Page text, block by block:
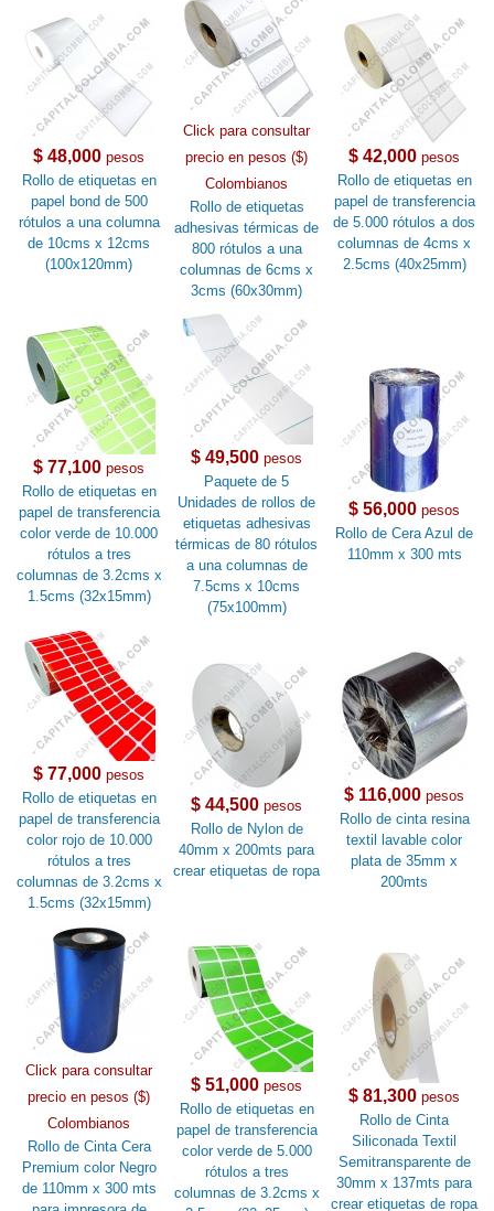
$ 48,000 pesos
Rollo de etiquetas en
papel bond de 500
rótulos a una columna
de 10cms x 12cms
(100x120mm)
Click para consultar
precio en pesos ($)
Colombianos
Rollo de etiquetas
adhesivas térmicas de
800 rótulos a una
columnas de 6cms x
3cms (60x30mm)
$ 42,000 pesos
Rollo de etiquetas en
papel de transferencia
de 5.000 rótulos a dos
columnas de 4cms x
2.5cms (40x25mm)
$ 77,100 pesos
Rollo de etiquetas en
papel de transferencia
color verde de 10.000
rótulos a tres
columnas de 3.2cms x
1.5cms (32x15mm)
$ 49,500 pesos
Paquete de 5
Unidades de rollos de
etiquetas adhesivas
térmicas de 80 rótulos
a una columnas de
7.5cms x 10cms
(75x100mm)
$ 56,000 pesos
Rollo de Cera Azul de
110mm x 300 mts
$ 77,000 pesos
Rollo de etiquetas en
papel de transferencia
color rojo de 10.000
rótulos a tres
columnas de 3.2cms x
1.5cms (32x15mm)
$ 44,500 pesos
Rollo de Nylon de
40mm x 200mts para
crear etiquetas de ropa
$ 116,000 pesos
Rollo de cinta resina
textil lavable color
plata de 35mm x
200mts
Click para consultar
precio en pesos ($)
Colombianos
Rollo de Cinta Cera
Premium color Negro
de 110mm x 300 mts
$ 51,000 pesos
Rollo de etiquetas en
papel de transferencia
color verde de 5.000
rótulos a tres
columnas de 3.2cms x
$ 81,300 pesos
Rollo de Cinta
Siliconada Textil
Semitransparente de
30mm x 137mts para
crear etiquetas de ropa